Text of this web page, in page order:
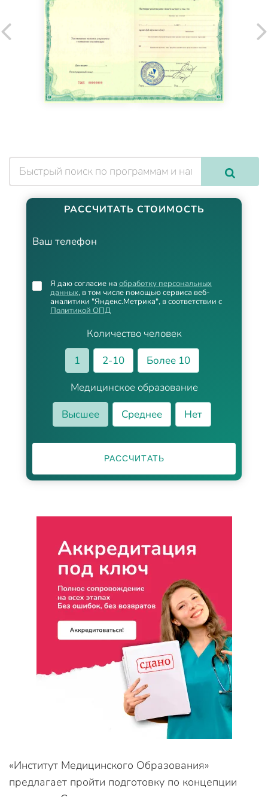
РАССЧИТАТЬ СТОИМОСТЬ
Ваш телефон
Количество человек
1
2-10
Более 10
Медицинское образование
Высшее
Среднее Нет
Я даю согласие на обработку персональных
данных, в том числе помощью сервиса веб-
аналитики "Яндекс.Метрика", в соответствии с
Политикой ОПД
РАССЧИТАТЬ
«Институт Медицинского Образования»
предлагает пройти подготовку по концепции